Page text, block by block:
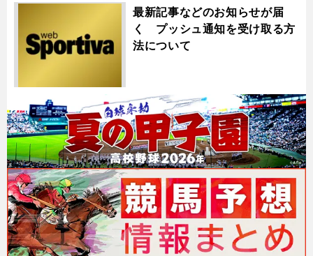
最新記事などのお知らせが届
く プッシュ通知を受け取る方
法について